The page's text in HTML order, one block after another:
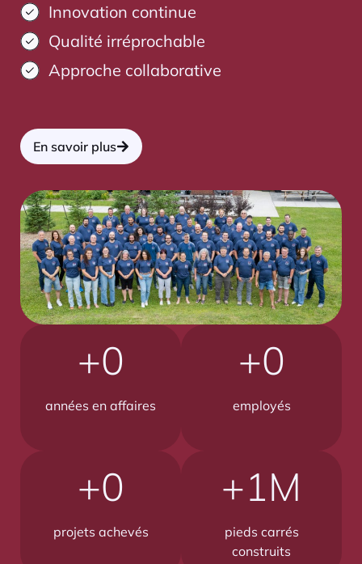
Innovation continue
Qualité irréprochable
Approche collaborative
En savoir plus
+0
années en affaires
+0
employés
+0
projets achevés
+1M
pieds carrés
construits